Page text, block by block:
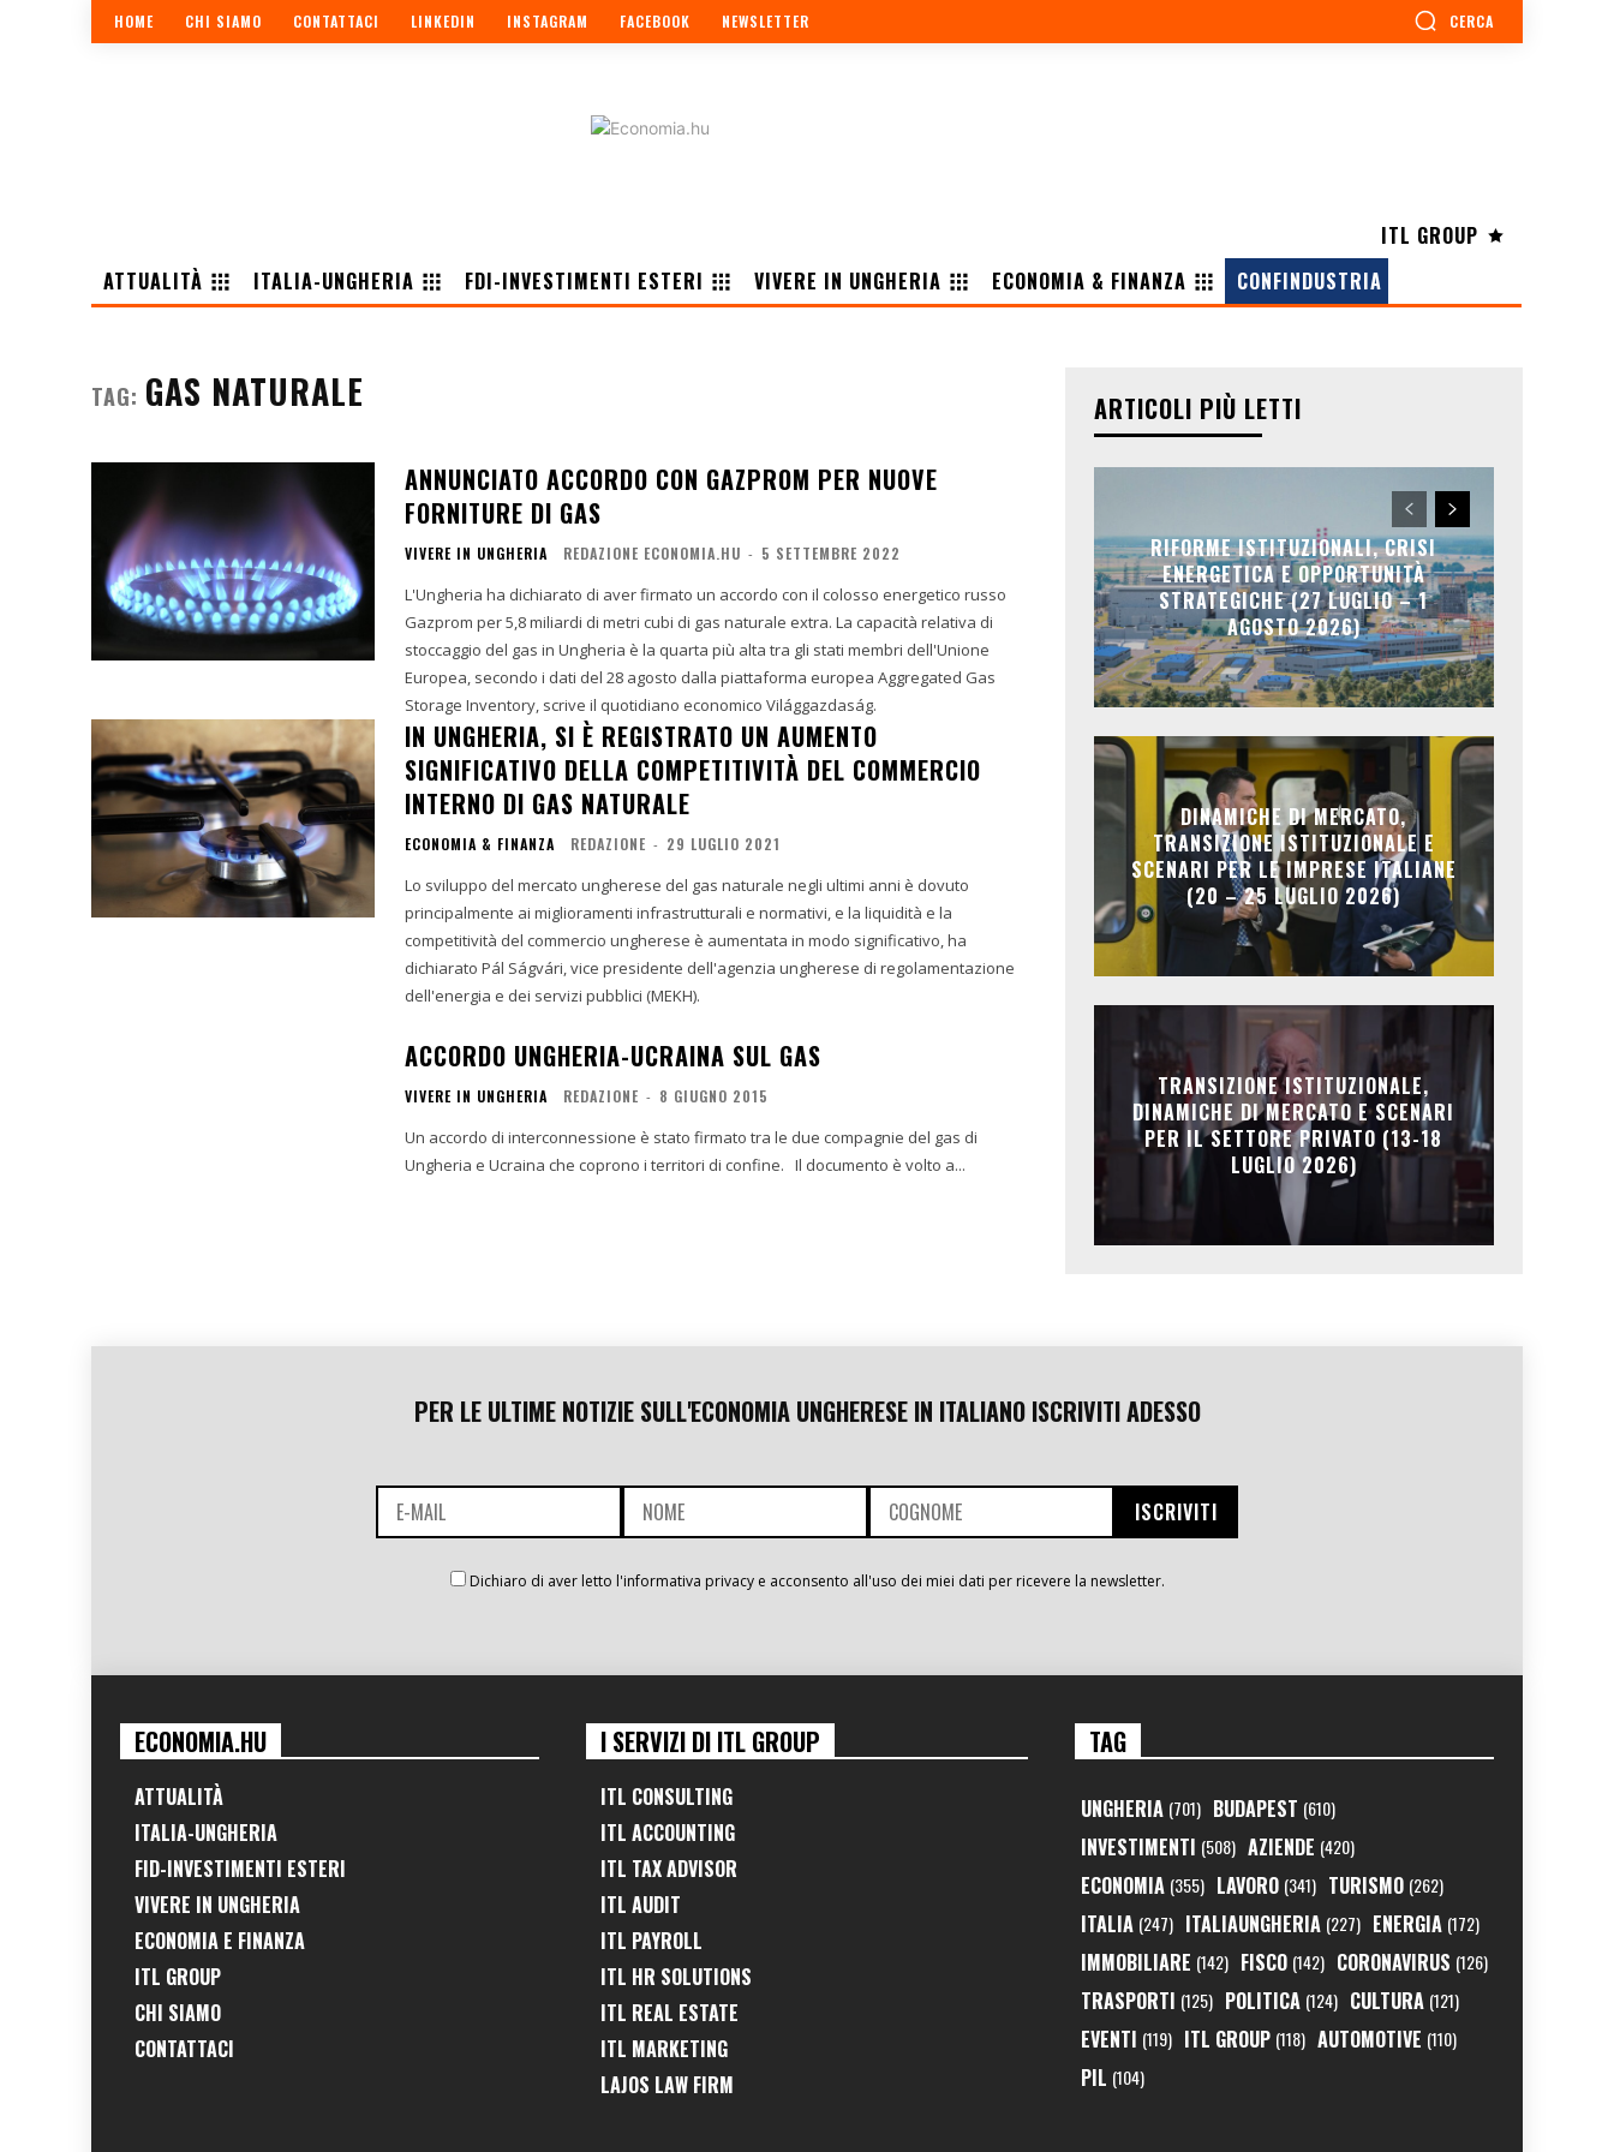
HOME CHI SIAMO CONTATTACI LINKEDIN INSTAGRAM FACEBOOK NEWSLETTER CERCA
ITL GROUP
ATTUALITÀ
ITALIA-UNGHERIA FDI-INVESTIMENTI ESTERI VIVERE IN UNGHERIA ECONOMIA & FINANZA CONFINDUSTRIA
TAG: GAS NATURALE
ANNUNCIATO ACCORDO CON GAZPROM PER NUOVE
FORNITURE DI GAS
VIVERE IN UNGHERIA REDAZIONE ECONOMIA.HU - 5 SETTEMBRE 2022
L'Ungheria ha dichiarato di aver firmato un accordo con il colosso energetico russo
Gazprom per 5,8 miliardi di metri cubi di gas naturale extra. La capacità relativa di
stoccaggio del gas in Ungheria è la quarta più alta tra gli stati membri dell'Unione
Europea, secondo i dati del 28 agosto dalla piattaforma europea Aggregated Gas
Storage Inventory, scrive il quotidiano economico Világgazdaság.
IN UNGHERIA, SI È REGISTRATO UN AUMENTO
SIGNIFICATIVO DELLA COMPETITIVITÀ DEL COMMERCIO
INTERNO DI GAS NATURALE
ECONOMIA & FINANZA REDAZIONE - 29 LUGLIO 2021
Lo sviluppo del mercato ungherese del gas naturale negli ultimi anni è dovuto
principalmente ai miglioramenti infrastrutturali e normativi, e la liquidità e la
competitività del commercio ungherese è aumentata in modo significativo, ha
dichiarato Pál Ságvári, vice presidente dell'agenzia ungherese di regolamentazione
dell'energia e dei servizi pubblici (MEKH).
ACCORDO UNGHERIA-UCRAINA SUL GAS
VIVERE IN UNGHERIA REDAZIONE - 8 GIUGNO 2015
Un accordo di interconnessione è stato firmato tra le due compagnie del gas di
Ungheria e Ucraina che coprono i territori di confine. Il documento è volto a...
ARTICOLI PIÙ LETTI
RIFORME ISTITUZIONALI, CRISI
ENERGETICA E OPPORTUNITÀ
STRATEGICHE (27 LUGLIO – 1
AGOSTO 2026)
DINAMICHE DI MERCATO,
TRANSIZIONE ISTITUZIONALE E
SCENARI PER LE IMPRESE ITALIANE
(20 – 25 LUGLIO 2026)
TRANSIZIONE ISTITUZIONALE,
DINAMICHE DI MERCATO E SCENARI
PER IL SETTORE PRIVATO (13-18
LUGLIO 2026)
PER LE ULTIME NOTIZIE SULL'ECONOMIA UNGHERESE IN ITALIANO ISCRIVITI ADESSO
Dichiaro di aver letto l'informativa privacy e acconsento all'uso dei miei dati per ricevere la newsletter.
ECONOMIA.HU
ATTUALITÀ
ITALIA-UNGHERIA
FID-INVESTIMENTI ESTERI
VIVERE IN UNGHERIA
ECONOMIA E FINANZA
ITL GROUP
CHI SIAMO
CONTATTACI
I SERVIZI DI ITL GROUP
ITL CONSULTING
ITL ACCOUNTING
ITL TAX ADVISOR
ITL AUDIT
ITL PAYROLL
ITL HR SOLUTIONS
ITL REAL ESTATE
ITL MARKETING
LAJOS LAW FIRM
TAG
UNGHERIA (701) BUDAPEST (610)
INVESTIMENTI (508) AZIENDE (420)
ECONOMIA (355) LAVORO (341) TURISMO (262)
ITALIA (247) ITALIAUNGHERIA (227) ENERGIA (172)
IMMOBILIARE (142) FISCO (142) CORONAVIRUS (126)
TRASPORTI (125) POLITICA (124) CULTURA (121)
EVENTI (119) ITL GROUP (118) AUTOMOTIVE (110)
PIL (104)